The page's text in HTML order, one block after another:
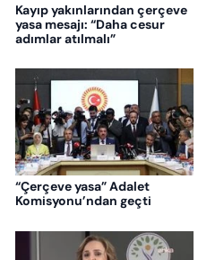
Kayıp yakınlarından çerçeve
yasa mesajı: “Daha cesur
adımlar atılmalı”
“Çerçeve yasa” Adalet
Komisyonu’ndan geçti